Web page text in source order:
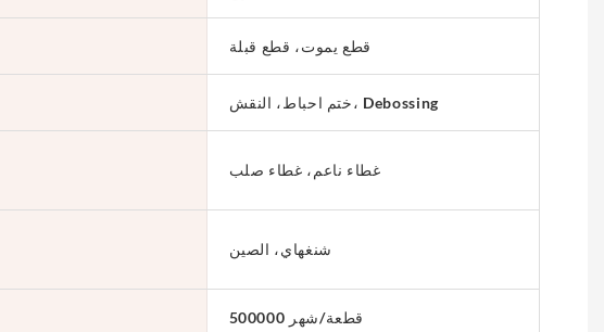
قطع يموت، قطع قبلة
ختم احباط، النقش، Debossing
غطاء ناعم، غطاء صلب
شنغهاي، الصين
500000 قطعة/شهر